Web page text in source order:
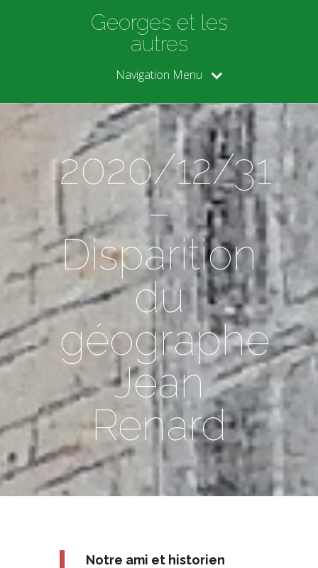
Georges et les
autres
Navigation Menu
2020/12/31
–
Disparition
du
géographe
Jean
Renard
Notre ami et historien